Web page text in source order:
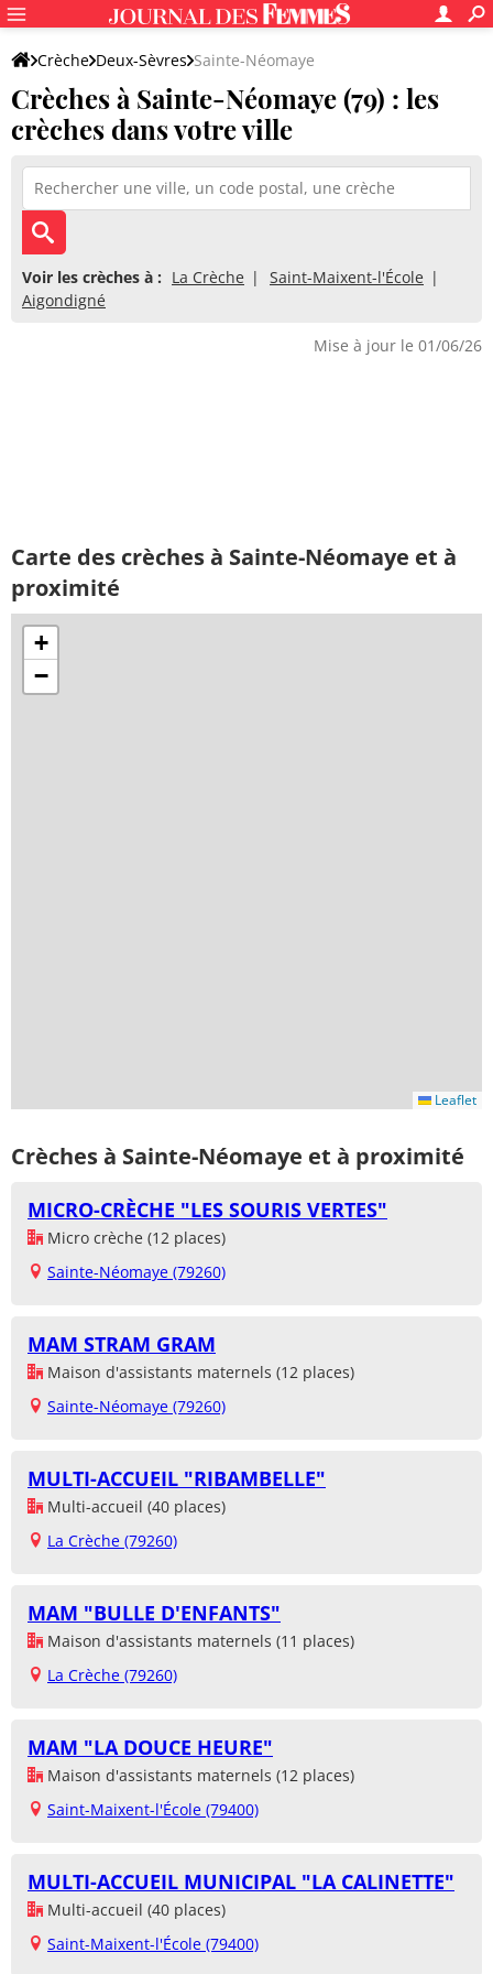
Crèche Deux-Sèvres Sainte-Néomaye
Crèches à Sainte-Néomaye (79) : les
crèches dans votre ville
Voir les crèches à : La Crèche
Saint-Maixent-l'École
Aigondigné
Mise à jour le 01/06/26
Carte des crèches à Sainte-Néomaye et à
proximité
+
−
Leaflet
Crèches à Sainte-Néomaye et à proximité
MICRO-CRÈCHE "LES SOURIS VERTES"
Micro crèche (12 places)
Sainte-Néomaye (79260)
MAM STRAM GRAM
Maison d'assistants maternels (12 places)
Sainte-Néomaye (79260)
MULTI-ACCUEIL "RIBAMBELLE"
Multi-accueil (40 places)
La Crèche (79260)
MAM "BULLE D'ENFANTS"
Maison d'assistants maternels (11 places)
La Crèche (79260)
MAM "LA DOUCE HEURE"
Maison d'assistants maternels (12 places)
Saint-Maixent-l'École (79400)
MULTI-ACCUEIL MUNICIPAL "LA CALINETTE"
Multi-accueil (40 places)
Saint-Maixent-l'École (79400)